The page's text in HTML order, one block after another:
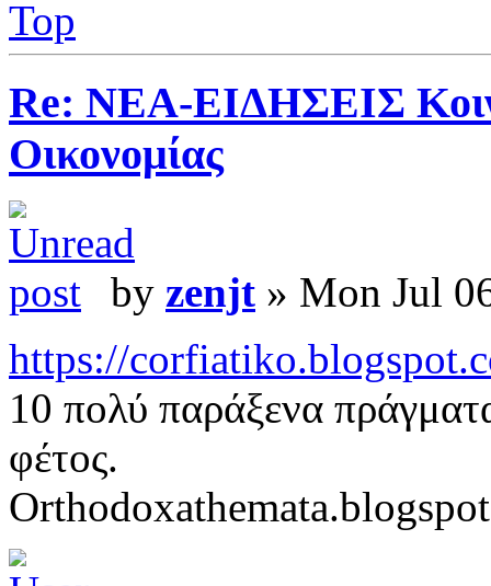
Top
Re: ΝΕΑ-ΕΙΔΗΣΕΙΣ
Οικονομίας
by zenjt » Mon Jul
https://
10 πολύ παράξενα
φέτος.